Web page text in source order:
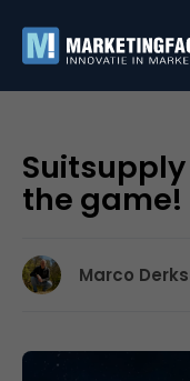
the game!
Marco